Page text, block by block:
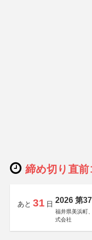
締め切り直前
あと 31 日 2026 第
福井県美浜町
式会社